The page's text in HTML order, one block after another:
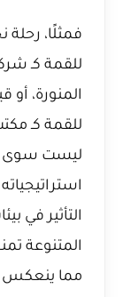
فمثلًا، رحلة
للقمة كـ
المنورة، أو
للقمة كـ
ليست سوى
التأثير في
المتنوعة
مما ينعكس